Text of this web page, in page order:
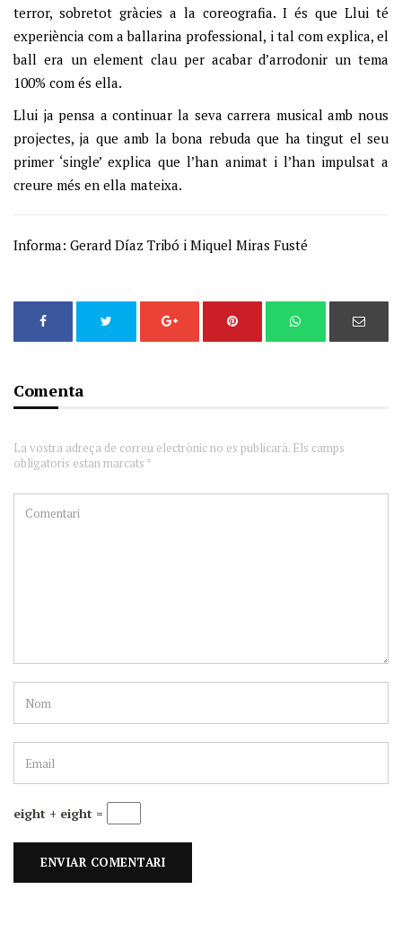
terror, sobretot gràcies a la coreografia. I és que Llui té
experiència com a ballarina professional, i tal com explica, el
ball era un element clau per acabar d’arrodonir un tema
100% com és ella.
Llui ja pensa a continuar la seva carrera musical amb nous
projectes, ja que amb la bona rebuda que ha tingut el seu
primer ‘single’ explica que l’han animat i l’han impulsat a
creure més en ella mateixa.
Informa: Gerard Díaz Tribó i Miquel Miras Fusté
Comenta
La vostra adreça de correu electrònic no es publicarà. Els camps
obligatoris estan marcats *
eight + eight =